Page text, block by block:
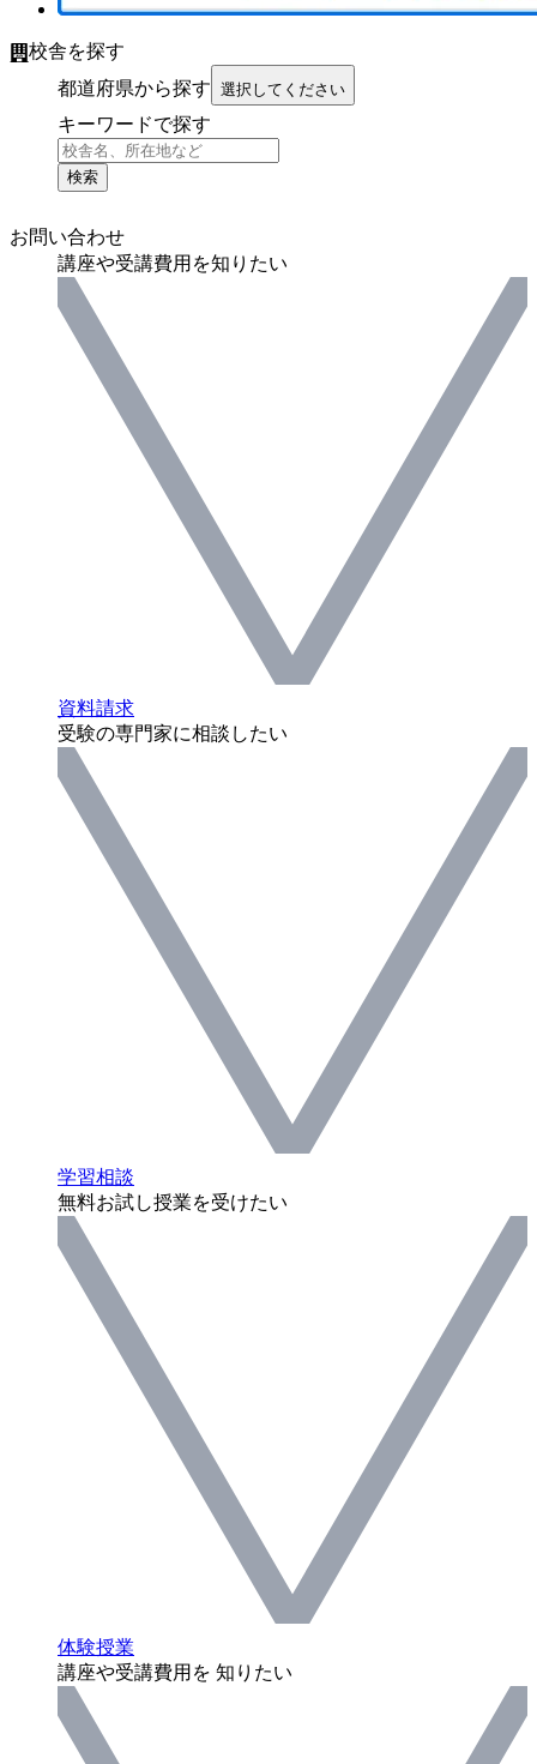
校舎を探す
都道府県から探す 選択してください
キーワードで探す
検索
お問い合わせ
講座や受講費用を知りたい
資料請求
受験の専門家に相談したい
学習相談
無料お試し授業を受けたい
体験授業
講座や受講費用を 知りたい